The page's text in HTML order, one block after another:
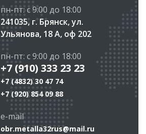
пн-пт: с 9:00 до 18:00
241035, г. Брянск, ул.
Ульянова, 18 А, оф 202
пн-пт: с 9:00 до 18:00
+7 (910) 333 23 23
+7 (4832) 30 47 74
+7 (920) 854 09 88
e-mail
obr.metalla32rus@mail.ru